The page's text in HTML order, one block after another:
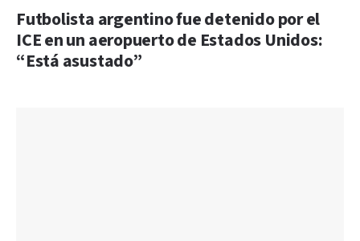
Futbolista argentino fue detenido por el
ICE en un aeropuerto de Estados Unidos:
“Está asustado”